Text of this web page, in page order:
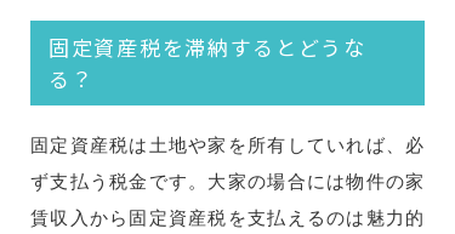
固定資産税を滞納するとどうな
る？
固定資産税は土地や家を所有していれば、必
ず支払う税金です。大家の場合には物件の家
賃収入から固定資産税を支払えるのは魅力的